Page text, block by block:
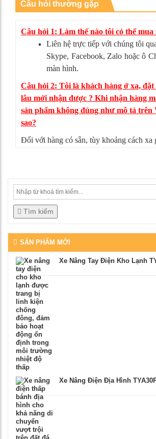
Câu hỏi thường gặp
Câu hỏi 1: Làm thế nào tôi có thể mua
Liên hệ trực tiếp với chúng tôi
Skype, Facebook, Zalo hoặc ô
màn hình.
Câu hỏi 2: Tôi là khách hàng ở xa,
lâu mới nhận được ? Khi nhận hàng
sản phẩm không đúng như mô tả trên
sao?
Đối với hàng có sẵn, tùy khoảng cách xa
Tìm kiếm
SẢN PHẨM MỚI
Xe Nâng Tay Điện Kho Lạnh
Xe Nâng Điện Địa Hình